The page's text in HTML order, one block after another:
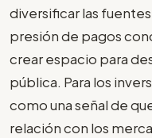
diversificar las
presión de pagos
crear espacio para
pública. Para los
como una señal de
relación con los